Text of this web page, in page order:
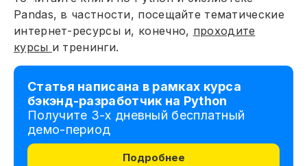
Pandas, в частности, посещайте тематические
интернет-ресурсы и, конечно, проходите
курсы и тренинги.
Статья написана в рамках курса
бэкэнд-разработчик на Python
Получите 3-х дневный бесплатный
демо-период
Подробнее